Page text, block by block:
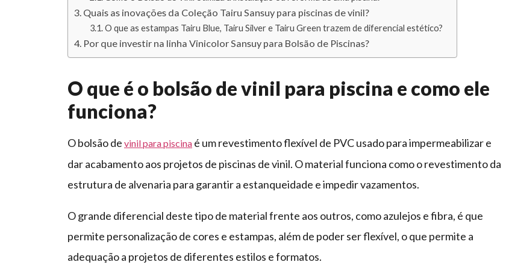
Quais as inovações da Coleção Tairu Sansuy para piscinas de vinil?
O que as estampas Tairu Blue, Tairu Silver e Tairu Green trazem de diferencial estético?
Por que investir na linha Vinicolor Sansuy para Bolsão de Piscinas?
O que é o bolsão de vinil para piscina e como ele
funciona?
O bolsão de vinil para piscina é um revestimento flexível de PVC usado para impermeabilizar e
dar acabamento aos projetos de piscinas de vinil. O material funciona como o revestimento da
estrutura de alvenaria para garantir a estanqueidade e impedir vazamentos.
O grande diferencial deste tipo de material frente aos outros, como azulejos e fibra, é que
permite personalização de cores e estampas, além de poder ser flexível, o que permite a
adequação a projetos de diferentes estilos e formatos.